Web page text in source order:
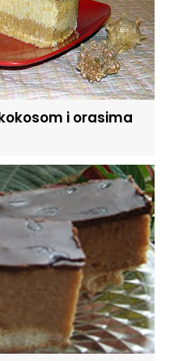
i orasima